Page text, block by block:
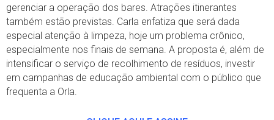
gerenciar a operação dos bares. Atrações itinerantes
também estão previstas. Carla enfatiza que será dada
especial atenção à limpeza, hoje um problema crônico,
especialmente nos finais de semana. A proposta é, além de
intensificar o serviço de recolhimento de resíduos, investir
em campanhas de educação ambiental com o público que
frequenta a Orla.